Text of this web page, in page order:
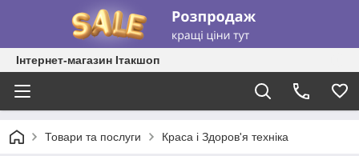
Інтернет-магазин Ітакшоп
Товари та послуги Краса і Здоров'я техніка